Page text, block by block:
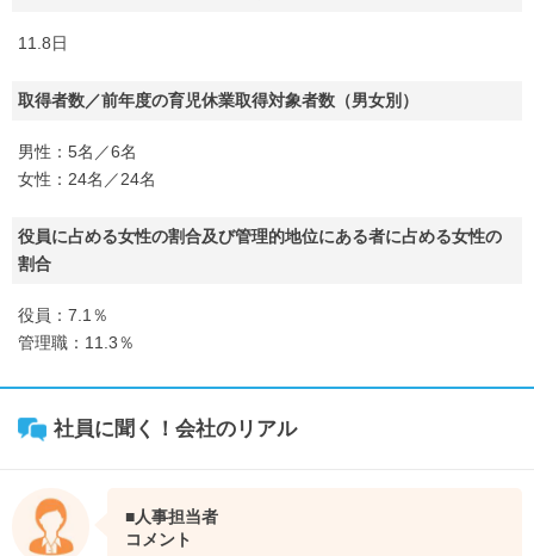
11.8日
取得者数／前年度の育児休業取得対象者数（男女別）
男性：5名／6名
女性：24名／24名
役員に占める女性の割合及び管理的地位にある者に占める女性の
割合
役員：7.1％
管理職：11.3％
社員に聞く！会社のリアル
■人事担当者
コメント